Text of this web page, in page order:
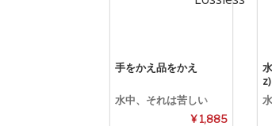
手をかえ品をかえ
水中、それは苦しい
¥ 1,885
z)